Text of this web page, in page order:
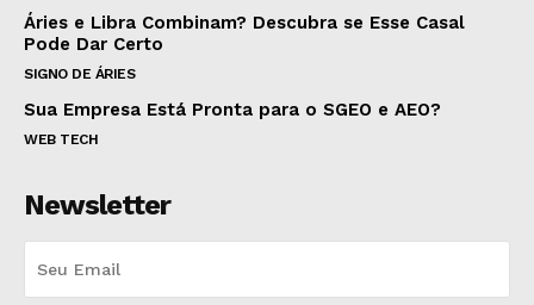
Áries e Libra Combinam? Descubra se Esse Casal
Pode Dar Certo
SIGNO DE ÁRIES
Sua Empresa Está Pronta para o SGEO e AEO?
WEB TECH
Newsletter